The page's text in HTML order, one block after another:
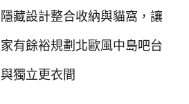
隱藏設計整合收納與貓窩，讓
家有餘裕規劃北歐風中島吧台
與獨立更衣間